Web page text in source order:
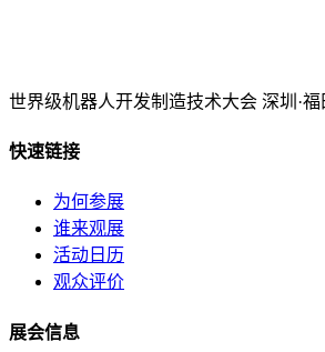
世界级机器人开发制造技术大会 深圳·福
快速链接
为何参展
谁来观展
活动日历
观众评价
展会信息